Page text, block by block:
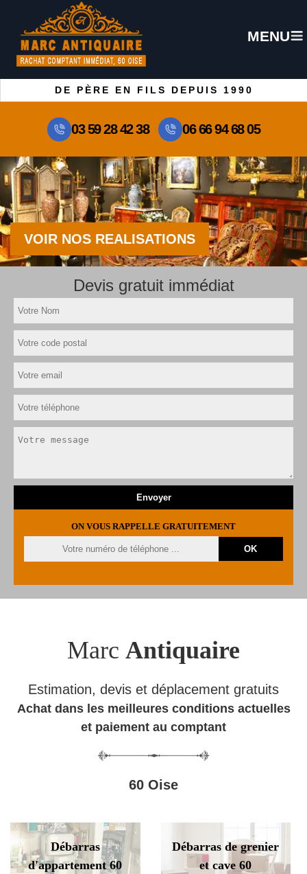
MENU
DE PÈRE EN FILS DEPUIS 1990
03 59 28 42 38 06 66 94 68 05
VOIR NOS REALISATIONS
Devis gratuit immédiat
ON VOUS RAPPELLE GRATUITEMENT
Marc Antiquaire
Estimation, devis et déplacement gratuits
Achat dans les meilleures conditions actuelles
et paiement au comptant
60 Oise
Débarras
d'appartement 60
Débarras de grenier
et cave 60